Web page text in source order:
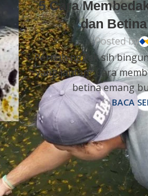
5 Cara
dan
Posted by
Pernah nggak sih
yang jantan? Cara
betina emang
BACA